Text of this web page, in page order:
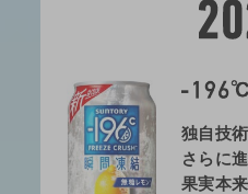
独自技
さらに
果実本